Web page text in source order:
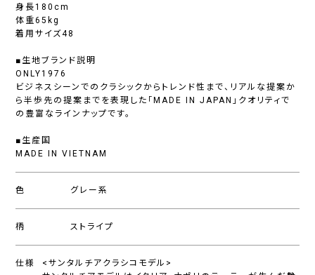
身長180cm
体重65kg
着用サイズ48
■生地ブランド説明
ONLY1976
ビジネスシーンでのクラシックからトレンド性まで、リアルな提案か
ら半歩先の提案までを表現した「MADE IN JAPAN」クオリティで
の豊富なラインナップです。
■生産国
MADE IN VIETNAM
色 グレー系
柄 ストライプ
仕様
<サンタルチアクラシコモデル>